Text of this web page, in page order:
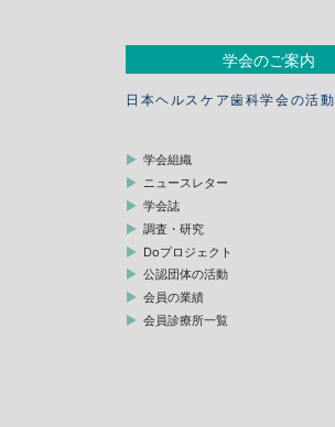
学会のご案内
日本ヘルスケア歯科学会の活動
学会組織
ニュースレター
学会誌
調査・研究
Doプロジェクト
公認団体の活動
会員の業績
会員診療所一覧